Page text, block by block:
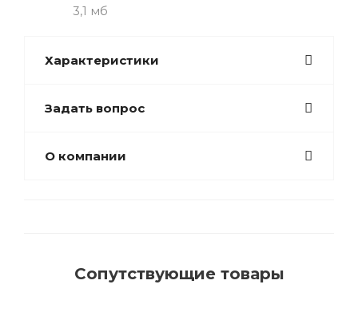
3,1 мб
Характеристики
Задать вопрос
О компании
Сопутствующие товары